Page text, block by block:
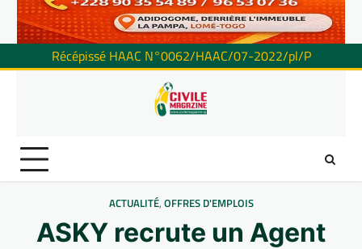
Récépissé HAAC N°0062/HAAC/07-2022/pl/P
ACTUALITÉ, OFFRES D'EMPLOIS
ASKY recrute un Agent